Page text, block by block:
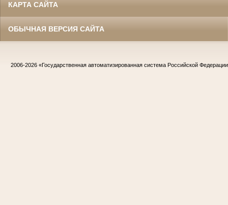
КАРТА САЙТА
ОБЫЧНАЯ ВЕРСИЯ САЙТА
2006-2026 «Государственная автоматизированная система Российской